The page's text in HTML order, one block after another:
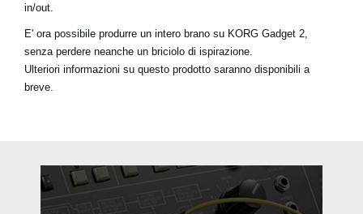
in/out.
E' ora possibile produrre un intero brano su KORG Gadget 2
senza perdere neanche un briciolo di ispirazione.
Ulteriori informazioni su questo prodotto saranno disponibili a
breve.